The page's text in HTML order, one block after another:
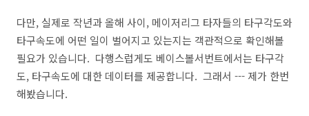
다만, 실제로 작년과 올해 사이, 메이저리그 타자들의 타구각도와
타구속도에 어떤 일이 벌어지고 있는지는 객관적으로 확인해볼
필요가 있습니다. 다행스럽게도 베이스볼서번트에서는 타구각
도, 타구속도에 대한 데이터를 제공합니다. 그래서 --- 제가 한번
해봤습니다.